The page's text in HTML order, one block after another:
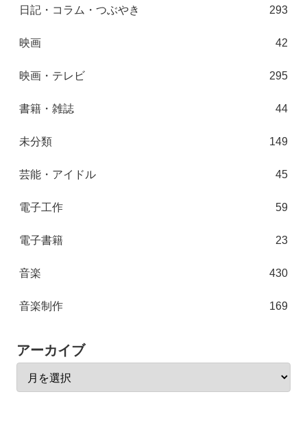
日記・コラム・つぶやき 293
映画 42
映画・テレビ 295
書籍・雑誌 44
未分類 149
芸能・アイドル 45
電子工作 59
電子書籍 23
音楽 430
音楽制作 169
アーカイブ